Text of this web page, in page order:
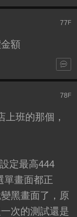
77 F
額
78 F
上班的那個，
定最高444
單畫面都正
黑畫面了，原
次的測試還是